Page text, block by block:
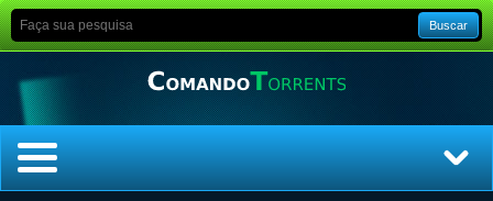
Buscar